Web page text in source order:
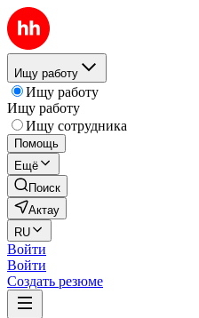
Ищу работу
Ищу работу
Ищу работу
Ищу сотрудника
Помощь
Ещё
Поиск
Актау
RU
Войти
Войти
Создать резюме